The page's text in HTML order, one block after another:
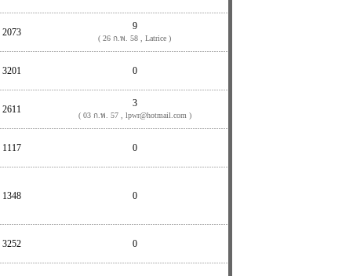
2073
9
( 26 ก.พ. 58 , Latrice )
3201 0
2611
3
( 03 ก.พ. 57 , lpwr@hotmail.com )
1117 0
1348 0
3252 0